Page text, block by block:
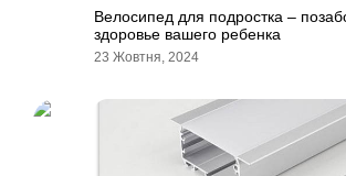
Велосипед для подростка –
здоровье вашего ребенка
23 Жовтня, 2024